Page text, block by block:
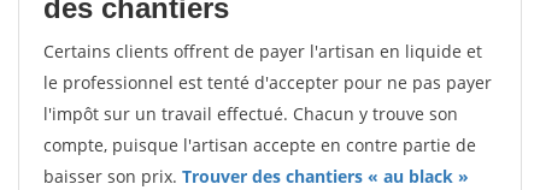
des chantiers
Certains clients offrent de payer l'artisan en liquide et
le professionnel est tenté d'accepter pour ne pas payer
l'impôt sur un travail effectué. Chacun y trouve son
compte, puisque l'artisan accepte en contre partie de
baisser son prix. Trouver des chantiers « au black »